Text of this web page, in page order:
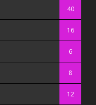
40
16
6
8
12